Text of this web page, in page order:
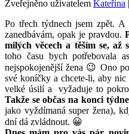
Zveřejněno uživatelem Kateřina |
Po třech týdnech jsem zpět.
zanedbávám, opak je pravdou.
milých věcech a těším se, až
toho času bych potřebovala
nejspokojenější žena 😉 Ono
své koníčky a chcete-li, aby
velké úsilí a vyžaduje to
Takže se občas na konci
jako vyždímaná super žena),
dní dá zvládnout. 😀